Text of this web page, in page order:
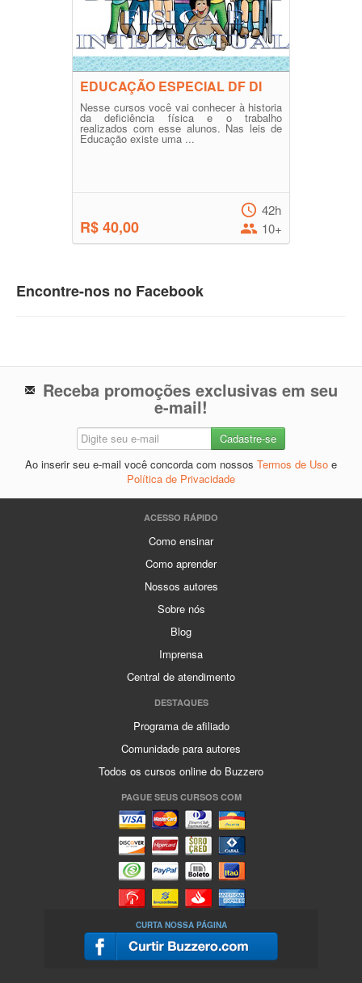
EDUCAÇÃO ESPECIAL DF DI
Nesse cursos você vai conhecer à historia
da deficiência física e o trabalho
realizados com esse alunos. Nas leis de
Educação existe uma ...
R$ 40,00
42h
10+
Encontre-nos no Facebook
Receba promoções exclusivas em seu
e-mail!
Ao inserir seu e-mail você concorda com nossos Termos de Uso e
Política de Privacidade
ACESSO RÁPIDO
Como ensinar
Como aprender
Nossos autores
Sobre nós
Blog
Imprensa
Central de atendimento
DESTAQUES
Programa de afiliado
Comunidade para autores
Todos os cursos online do Buzzero
PAGUE SEUS CURSOS COM
CURTA NOSSA PÁGINA